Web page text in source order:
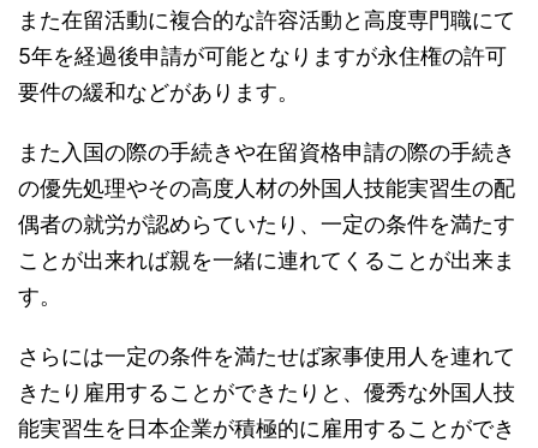
また在留活動に複合的な許容活動と高度専門職にて
5年を経過後申請が可能となりますが永住権の許可
要件の緩和などがあります。
また入国の際の手続きや在留資格申請の際の手続き
の優先処理やその高度人材の外国人技能実習生の配
偶者の就労が認めらていたり、一定の条件を満たす
ことが出来れば親を一緒に連れてくることが出来ま
す。
さらには一定の条件を満たせば家事使用人を連れて
きたり雇用することができたりと、優秀な外国人技
能実習生を日本企業が積極的に雇用することができ